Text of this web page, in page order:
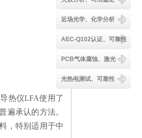
热仪LFA使用了
遍承认的方法。
，特别适用于中
近场光学、化学分析
AEC-Q102认证、可靠性
PCB气体腐蚀、激光
光热电测试、可靠性